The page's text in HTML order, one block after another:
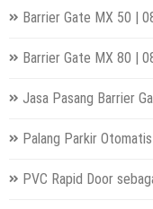
Barrier Gate MX 50 |
Barrier Gate MX 80 |
Jasa Pasang Barrier
Palang Parkir
PVC Rapid Door